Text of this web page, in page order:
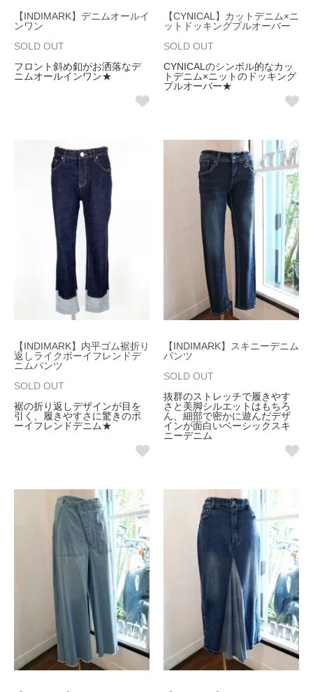
【INDIMARK】デニムオールイ
ンワン
SOLD OUT
フロント斜め釦がお洒落なデ
ニムオールインワン★
【CYNICAL】カットデニム×ニ
ットドッキングプルオーバー
SOLD OUT
CYNICALのシンボル的なカッ
トデニム×ニットのドッキング
プルオーバー★
【INDIMARK】内平ゴム裾折り
返しライクボーイフレンドデ
ニムパンツ
SOLD OUT
裾の折り返しデザインが目を
引く、履きやすさに驚きのボ
ーイフレンドデニム★
【INDIMARK】スキニーデニム
パンツ
SOLD OUT
抜群のストレッチで履きやす
さと美脚シルエットはもちろ
ん、細部で密かに遊んだデザ
インが面白いベーシックスキ
ニーデニム